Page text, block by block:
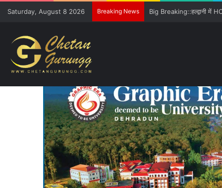
Saturday, August 8 2026 Breaking News Freshers को GE विवि की